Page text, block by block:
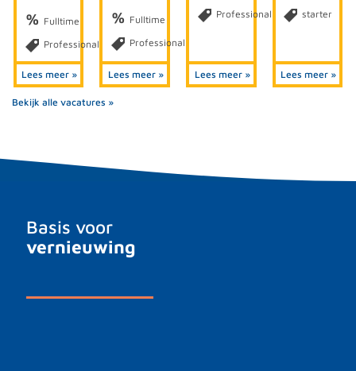
% Fulltime
Professional
Lees meer »
% Fulltime
Professional
Lees meer »
Professional
Lees meer »
starter
Lees meer »
Bekijk alle vacatures »
Basis voor
vernieuwing